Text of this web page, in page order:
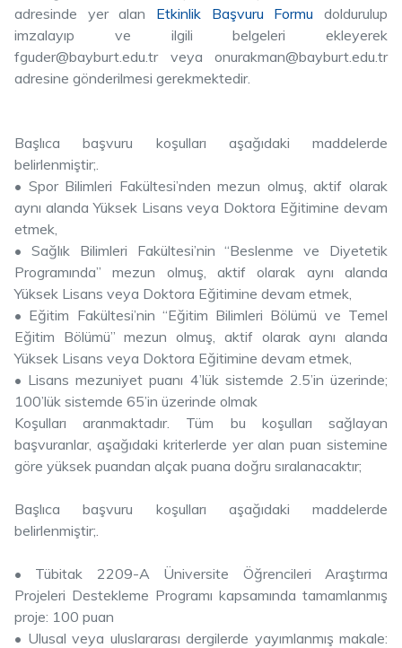
adresinde yer alan Etkinlik Başvuru Formu doldurulup
imzalayıp ve ilgili belgeleri ekleyerek
fguder@bayburt.edu.tr veya onurakman@bayburt.edu.tr
adresine gönderilmesi gerekmektedir.
Başlıca başvuru koşulları aşağıdaki maddelerde
belirlenmiştir;.
• Spor Bilimleri Fakültesi’nden mezun olmuş, aktif olarak
aynı alanda Yüksek Lisans veya Doktora Eğitimine devam
etmek,
• Sağlık Bilimleri Fakültesi’nin “Beslenme ve Diyetetik
Programında” mezun olmuş, aktif olarak aynı alanda
Yüksek Lisans veya Doktora Eğitimine devam etmek,
• Eğitim Fakültesi’nin “Eğitim Bilimleri Bölümü ve Temel
Eğitim Bölümü” mezun olmuş, aktif olarak aynı alanda
Yüksek Lisans veya Doktora Eğitimine devam etmek,
• Lisans mezuniyet puanı 4’lük sistemde 2.5’in üzerinde;
100’lük sistemde 65’in üzerinde olmak
Koşulları aranmaktadır. Tüm bu koşulları sağlayan
başvuranlar, aşağıdaki kriterlerde yer alan puan sistemine
göre yüksek puandan alçak puana doğru sıralanacaktır;
Başlıca başvuru koşulları aşağıdaki maddelerde
belirlenmiştir;.
• Tübitak 2209-A Üniversite Öğrencileri Araştırma
Projeleri Destekleme Programı kapsamında tamamlanmış
proje: 100 puan
• Ulusal veya uluslararası dergilerde yayımlanmış makale: